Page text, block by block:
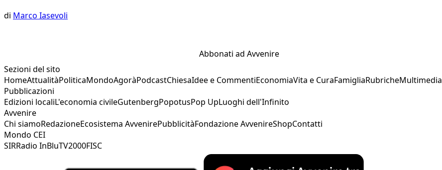
di Marco Iasevoli
Abbonati ad Avvenire
Sezioni del sito
HomeAttualitàPoliticaMondoAgoràPodcastChiesaIdee e CommentiEconomiaVita e CuraFamigliaRubricheMultimedia
Pubblicazioni
Edizioni localiL'economia civileGutenbergPopotusPop UpLuoghi dell'Infinito
Avvenire
Chi siamoRedazioneEcosistema AvvenirePubblicitàFondazione AvvenireShopContatti
Mondo CEI
SIRRadio InBluTV2000FISC